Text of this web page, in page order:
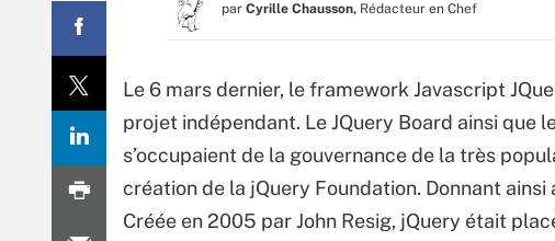
par Cyrille Chausson, Rédacteur en Chef
Le 6 mars dernier, le framework Javascript
projet indépendant. Le JQuery Board ainsi que
s’occupaient de la gouvernance de la très
création de la jQuery Foundation. Donnant
Créée en 2005 par John Resig, jQuery était